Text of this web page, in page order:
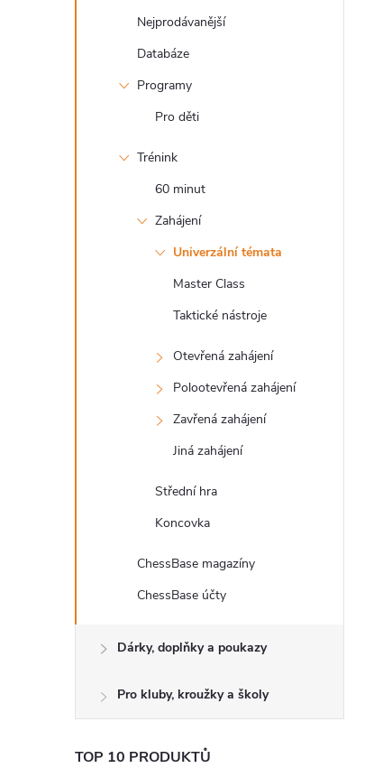
Nejprodávanější
Databáze
Programy
Pro děti
Trénink
60 minut
Zahájení
Univerzální témata
Master Class
Taktické nástroje
Otevřená zahájení
Polootevřená zahájení
Zavřená zahájení
Jiná zahájení
Střední hra
Koncovka
ChessBase magazíny
ChessBase účty
Dárky, doplňky a poukazy
Pro kluby, kroužky a školy
TOP 10 PRODUKTŮ